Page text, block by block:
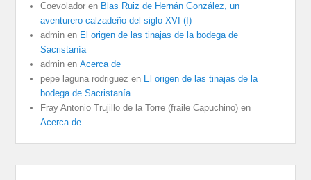
Coevolador en Blas Ruiz de Hernán González, un
aventurero calzadeño del siglo XVI (I)
admin en El origen de las tinajas de la bodega de
Sacristanía
admin enAcerca de
pepe laguna rodriguez en El origen de las tinajas de la
bodega de Sacristanía
Fray Antonio Trujillo de la Torre (fraile Capuchino) en
Acerca de